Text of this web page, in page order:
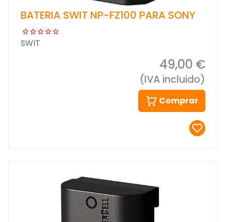
BATERIA SWIT NP-FZ100 PARA SONY
SWIT
49,00 €
(IVA incluido)
Comprar